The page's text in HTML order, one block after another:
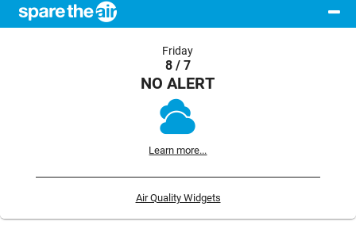
Friday
8 / 7
NO ALERT
Learn more...
Air Quality Widgets